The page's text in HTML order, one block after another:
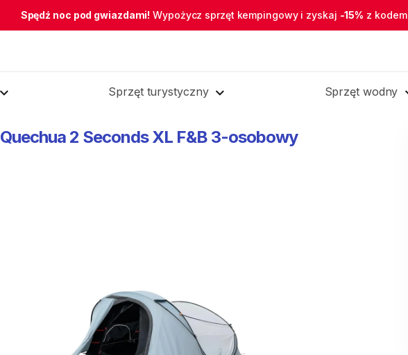
Spędź noc pod gwiazdami! Wypożycz sprzęt kempingowy i zyskaj -15% z kodem
Sprzęt turystyczny Sprzęt wodny
Quechua 2 Seconds XL F&B 3-osobowy